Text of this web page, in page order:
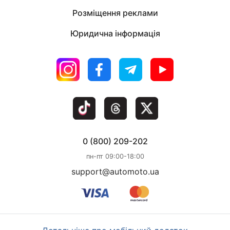
же в современном кузове-взял бы не задумываясь.
Рекомендую к покупке как первый либо рабочий
Розміщення реклами
Юридична інформація
0 (800) 209-202
пн-пт 09:00-18:00
support@automoto.ua